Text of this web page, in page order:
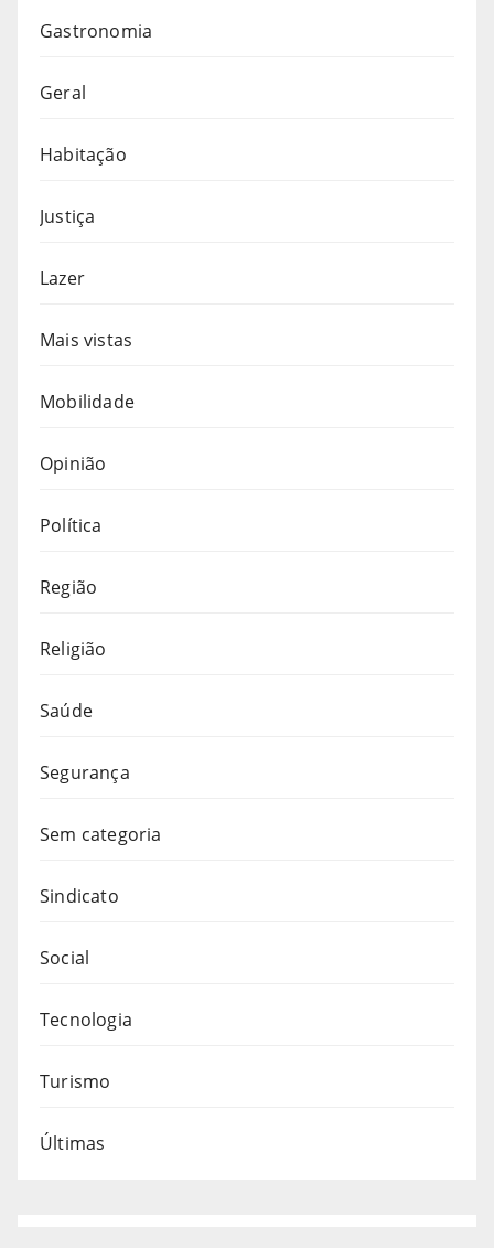
Gastronomia
Geral
Habitação
Justiça
Lazer
Mais vistas
Mobilidade
Opinião
Política
Região
Religião
Saúde
Segurança
Sem categoria
Sindicato
Social
Tecnologia
Turismo
Últimas